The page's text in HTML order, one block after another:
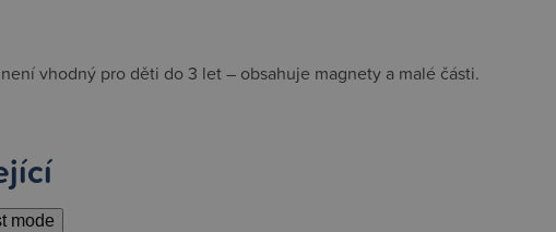
vhodný pro děti do 3 let – obsahuje magnety a malé části.
mode